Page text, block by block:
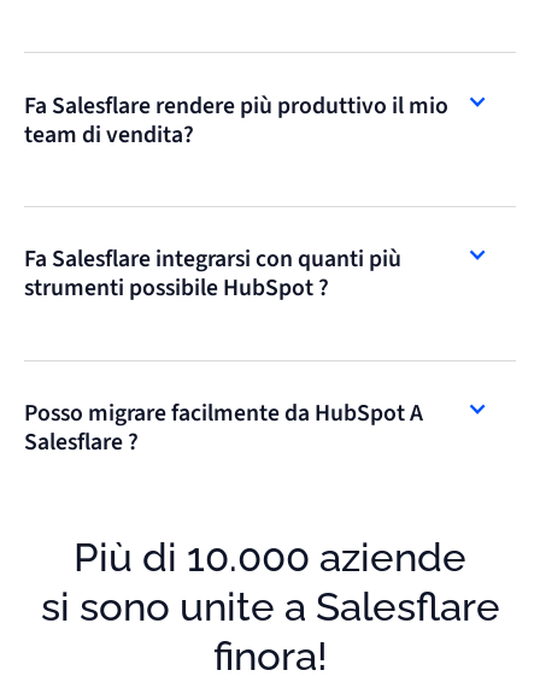
Fa Salesflare rendere più produttivo il mio
team di vendita?
Fa Salesflare integrarsi con quanti più
strumenti possibile HubSpot ?
Posso migrare facilmente da HubSpot A
Salesflare ?
potrebbero preoccuparsi di spostare i propri dati
su Salesflare .
Salesflare semplifica la migrazione, offrendo
importazioni CSV, arricchimento automatico
Più di 10.000 aziende
si sono unite a Salesflare
finora!